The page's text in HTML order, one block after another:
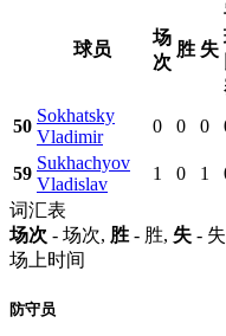
球员
场
次
胜 失
50
Sokhatsky
Vladimir
0 0 0
59
Sukhachyov
Vladislav
1 0 1
词汇表
场次 - 场次, 胜 - 胜, 失 -
场上时间
防守员